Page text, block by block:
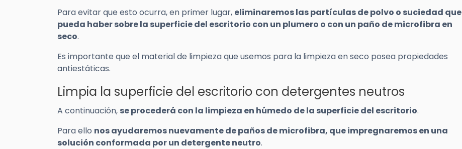
Para evitar que esto ocurra, en primer lugar, eliminaremos las partículas de polvo o suciedad que
pueda haber sobre la superficie del escritorio con un plumero o con un paño de microfibra en
seco.
Es importante que el material de limpieza que usemos para la limpieza en seco posea propiedades
antiestáticas.
Limpia la superficie del escritorio con detergentes neutros
A continuación, se procederá con la limpieza en húmedo de la superficie del escritorio.
Para ello nos ayudaremos nuevamente de paños de microfibra, que impregnaremos en una
solución conformada por un detergente neutro.